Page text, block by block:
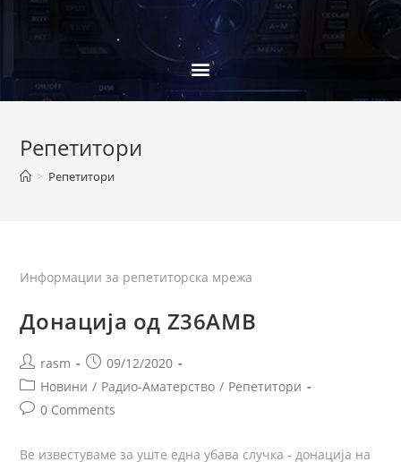
Репетитори
> Репетитори
Информации за репетиторска мрежа
Донација од Z36AMB
rasm
09/12/2020
Новини / Радио-Аматерство / Репетитори
0 Comments
Ве известуваме за уште една убава случка - донација на